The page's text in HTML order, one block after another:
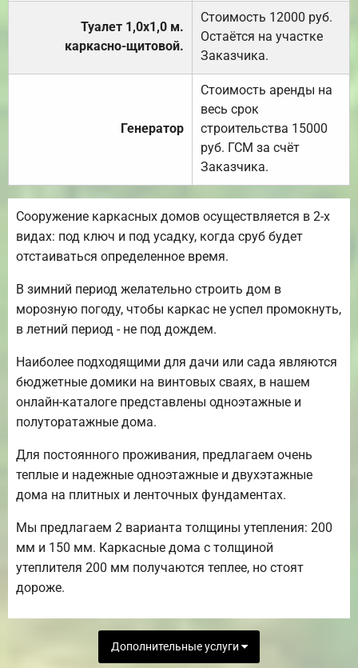
Туалет 1,0х1,0 м.
каркасно-щитовой.
Стоимость 12000 руб.
Остаётся на участке
Заказчика.
Генератор
Стоимость аренды на
весь срок
строительства 15000
руб. ГСМ за счёт
Заказчика.
Сооружение каркасных домов осуществляется в 2-х
видах: под ключ и под усадку, когда сруб будет
отстаиваться определенное время.
В зимний период желательно строить дом в
морозную погоду, чтобы каркас не успел промокнуть,
в летний период - не под дождем.
Наиболее подходящими для дачи или сада являются
бюджетные домики на винтовых сваях, в нашем
онлайн-каталоге представлены одноэтажные и
полуторатажные дома.
Для постоянного проживания, предлагаем очень
теплые и надежные одноэтажные и двухэтажные
дома на плитных и ленточных фундаментах.
Мы предлагаем 2 варианта толщины утепления: 200
мм и 150 мм. Каркасные дома с толщиной
утеплителя 200 мм получаются теплее, но стоят
дороже.
Дополнительные услуги